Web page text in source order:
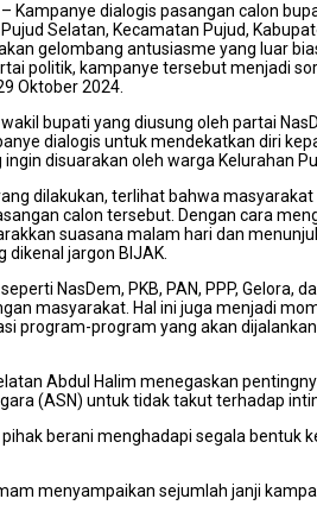
– Kampanye dialogis pasangan calon
Selatan, Kecamatan Pujud,
gelombang antusiasme yang luar
politik, kampanye tersebut menjadi
Oktober 2024.
bupati yang diusung oleh partai
dialogis untuk mendekatkan diri
disuarakan oleh warga Kelurahan
dilakukan, terlihat bahwa
calon tersebut. Dengan cara
suasana malam hari dan
dikenal jargon BIJAK.
NasDem, PKB, PAN, PPP, Gelora,
masyarakat. Hal ini juga menjadi
program-program yang akan
Abdul Halim menegaskan
(ASN) untuk tidak takut terhadap
berani menghadapi segala bentuk
menyampaikan sejumlah janji